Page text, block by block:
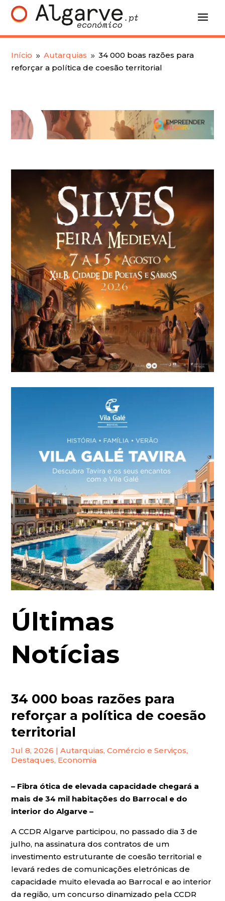
Início 9 Autarquias 9 34 000 boas razões para
reforçar a política de coesão territorial
Últimas
Notícias
34 000 boas razões para
reforçar a política de coesão
territorial
Jul 8, 2026 |Autarquias,Comércio e Serviços,
Destaques, Economia
– Fibra ótica de elevada capacidade chegará a
mais de 34 mil habitações do Barrocal e do
interior do Algarve –
A CCDR Algarve participou, no passado dia 3 de
julho, na assinatura dos contratos de um
investimento estruturante de coesão territorial e
levará redes de comunicações eletrónicas de
capacidade muito elevada ao Barrocal e ao interior
da região, um concurso dinamizado pela CCDR